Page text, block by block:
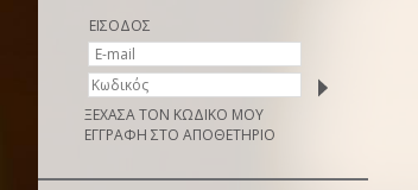
ΕΙΣΟΔΟΣ
ΞΕΧΑΣΑ ΤΟΝ ΚΩΔΙΚΟ ΜΟΥ
ΕΓΓΡΑΦΗ ΣΤΟ ΑΠΟΘΕΤΗΡΙΟ